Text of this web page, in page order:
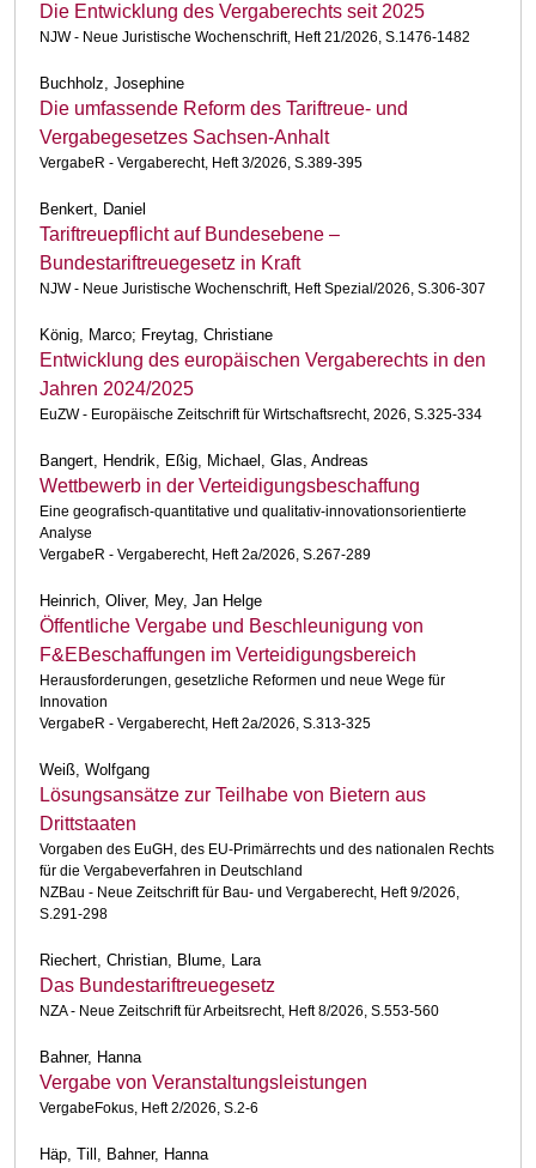
Die Entwicklung des Vergaberechts seit 2025
NJW - Neue Juristische Wochenschrift, Heft 21/2026, S.1476-1482
Buchholz, Josephine
Die umfassende Reform des Tariftreue- und
Vergabegesetzes Sachsen-Anhalt
VergabeR - Vergaberecht, Heft 3/2026, S.389-395
Benkert, Daniel
Tariftreuepflicht auf Bundesebene –
Bundestariftreuegesetz in Kraft
NJW - Neue Juristische Wochenschrift, Heft Spezial/2026, S.306-307
König, Marco; Freytag, Christiane
Entwicklung des europäischen Vergaberechts in den
Jahren 2024/2025
EuZW - Europäische Zeitschrift für Wirtschaftsrecht, 2026, S.325-334
Bangert, Hendrik, Eßig, Michael, Glas, Andreas
Wettbewerb in der Verteidigungsbeschaffung
Eine geografisch-quantitative und qualitativ-innovationsorientierte
Analyse
VergabeR - Vergaberecht, Heft 2a/2026, S.267-289
Heinrich, Oliver, Mey, Jan Helge
Öffentliche Vergabe und Beschleunigung von
F&EBeschaffungen im Verteidigungsbereich
Herausforderungen, gesetzliche Reformen und neue Wege für
Innovation
VergabeR - Vergaberecht, Heft 2a/2026, S.313-325
Weiß, Wolfgang
Lösungsansätze zur Teilhabe von Bietern aus
Drittstaaten
Vorgaben des EuGH, des EU-Primärrechts und des nationalen Rechts
für die Vergabeverfahren in Deutschland
NZBau - Neue Zeitschrift für Bau- und Vergaberecht, Heft 9/2026,
S.291-298
Riechert, Christian, Blume, Lara
Das Bundestariftreuegesetz
NZA - Neue Zeitschrift für Arbeitsrecht, Heft 8/2026, S.553-560
Bahner, Hanna
Vergabe von Veranstaltungsleistungen
VergabeFokus, Heft 2/2026, S.2-6
Häp, Till, Bahner, Hanna